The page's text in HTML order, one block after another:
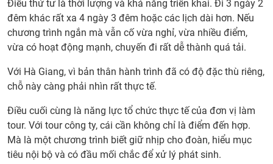
Điều thứ tư là thời lượng và khả năng triển khai. Đi 3 ngày 2
đêm khác rất xa 4 ngày 3 đêm hoặc các lịch dài hơn. Nếu
chương trình ngắn mà vẫn cố vừa nghỉ, vừa nhiều điểm,
vừa có hoạt động mạnh, chuyến đi rất dễ thành quá tải.
Với Hà Giang, vì bản thân hành trình đã có độ đặc thù riêng,
chỗ này càng phải nhìn rất thực tế.
Điều cuối cùng là năng lực tổ chức thực tế của đơn vị làm
tour. Với tour công ty, cái cần không chỉ là điểm đến hợp.
Mà là một chương trình biết giữ nhịp cho đoàn, hiểu mục
tiêu nội bộ và có đầu mối chắc để xử lý phát sinh.